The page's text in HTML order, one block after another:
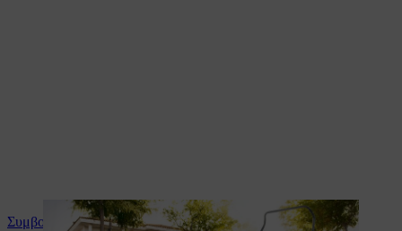
Συμβουλές και οδηγίες για το προϊόν